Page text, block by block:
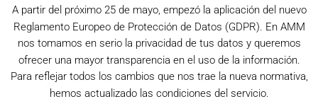
A partir del próximo 25 de mayo, empezó la aplicación del nuevo
Reglamento Europeo de Protección de Datos (GDPR). En AMM
nos tomamos en serio la privacidad de tus datos y queremos
ofrecer una mayor transparencia en el uso de la información.
Para reflejar todos los cambios que nos trae la nueva normativa,
hemos actualizado las condiciones del servicio.